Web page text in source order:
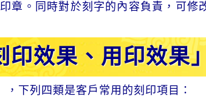
章。同時對於刻字的內容負責，可修
效果、用印效果
下列四類是客戶常用的刻印項目：